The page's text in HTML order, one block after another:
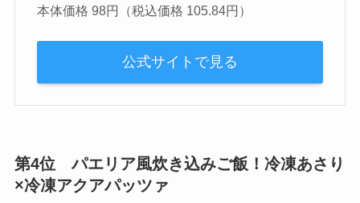
本体価格 98円（税込価格 105.84円）
公式サイトで見る
第4位 パエリア風炊き込みご飯！冷凍あさり
×冷凍アクアパッツァ